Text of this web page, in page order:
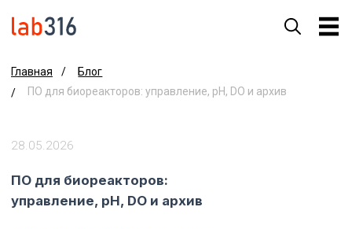
ПО для биореакторов: управление, pH, DO и архив
/
управление, pH, DO и архив
Генеральный директор LAB316
Автор статьи